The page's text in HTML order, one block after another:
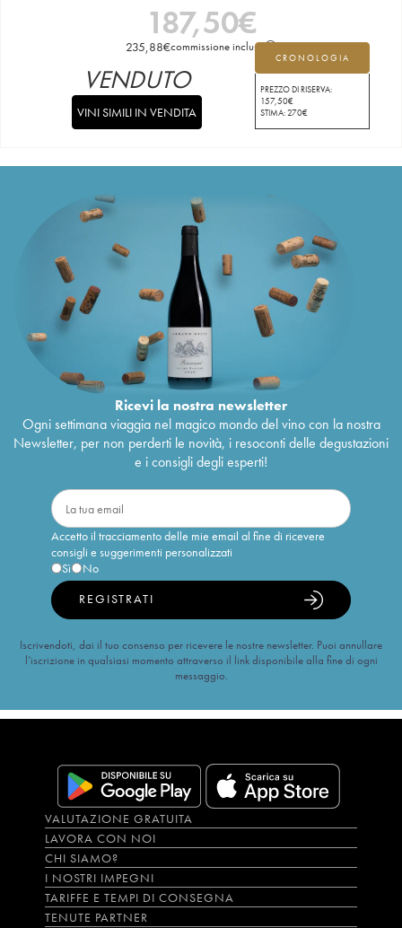
187,50€
235,88€commissione inclusa
CRONOLOGIA
PREZZO DI RISERVA:
157,50€
STIMA:270€
VENDUTO
VINI SIMILI IN VENDITA
Ricevi la nostra newsletter
Ogni settimana viaggia nel magico mondo del vino con la nostra
Newsletter, per non perderti le novità, i resoconti delle degustazioni
e i consigli degli esperti!
Accetto il tracciamento delle mie email al fine di ricevere
consigli e suggerimenti personalizzati
Sì
No
REGISTRATI
Iscrivendoti, dai il tuo consenso per ricevere le nostre newsletter. Puoi annullare
l’iscrizione in qualsiasi momento attraverso il link disponibile alla fine di ogni
messaggio.
VALUTAZIONE GRATUITA
LAVORA CON NOI
CHI SIAMO?
I NOSTRI IMPEGNI
TARIFFE E TEMPI DI CONSEGNA
TENUTE PARTNER